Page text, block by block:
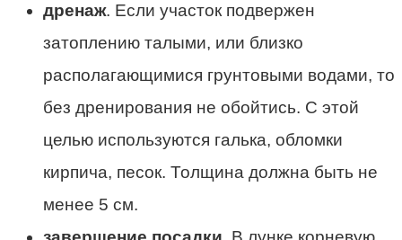
дренаж. Если участок подвержен
затоплению талыми, или близко
располагающимися грунтовыми водами, то
без дренирования не обойтись. С этой
целью используются галька, обломки
кирпича, песок. Толщина должна быть не
менее 5 см.